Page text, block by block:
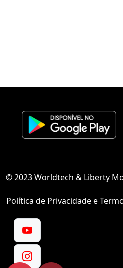
© 2023 Worldtech & Liberty
Política de Privacidade e